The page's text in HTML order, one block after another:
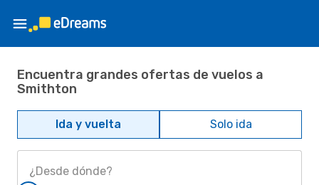
Encuentra grandes ofertas de vuelos a
Smithton
Ida y vuelta Solo ida
¿Desde dónde?